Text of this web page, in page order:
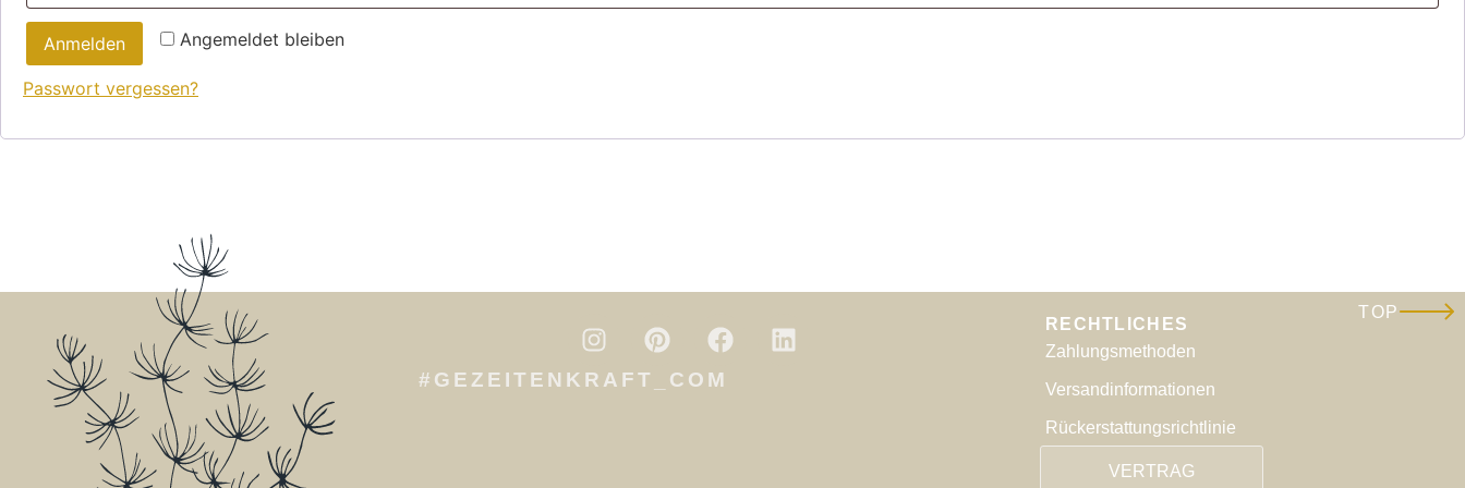
Angemeldet bleiben
Anmelden
Passwort vergessen?
#GEZEITENKRAFT_COM
RECHTLICHES
Zahlungsmethoden
Versandinformationen
Rückerstattungsrichtlinie
VERTRAG
TOP